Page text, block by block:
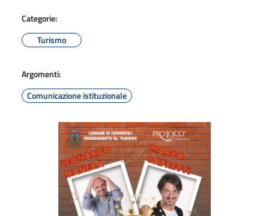
Categorie:
Turismo
Argomenti:
Comunicazione istituzionale